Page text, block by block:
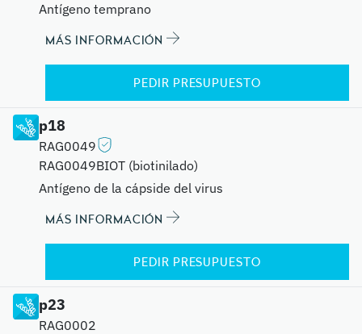
Antígeno temprano
MÁS INFORMACIÓN
PEDIR PRESUPUESTO
p18
RAG0049
RAG0049BIOT (biotinilado)
Antígeno de la cápside del virus
MÁS INFORMACIÓN
PEDIR PRESUPUESTO
p23
RAG0002